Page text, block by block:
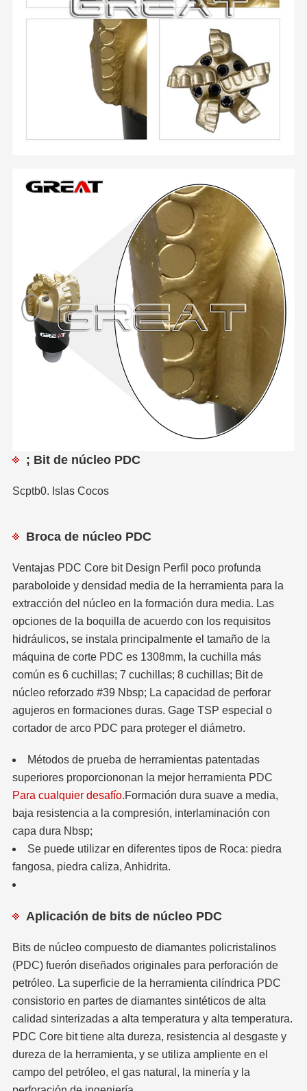
; Bit de núcleo PDC
Scptb0. Islas Cocos
Broca de núcleo PDC
Ventajas PDC Core bit Design Perfil poco profunda
paraboloide y densidad media de la herramienta para la
extracción del núcleo en la formación dura media. Las
opciones de la boquilla de acuerdo con los requisitos
hidráulicos, se instala principalmente el tamaño de la
máquina de corte PDC es 1308mm, la cuchilla más
común es 6 cuchillas; 7 cuchillas; 8 cuchillas; Bit de
núcleo reforzado #39 Nbsp; La capacidad de perforar
agujeros en formaciones duras. Gage TSP especial o
cortador de arco PDC para proteger el diámetro.
Métodos de prueba de herramientas patentadas
superiores proporciononan la mejor herramienta PDC
Para cualquier desafío.Formación dura suave a media,
baja resistencia a la compresión, interlaminación con
capa dura Nbsp;
Se puede utilizar en diferentes tipos de Roca: piedra
fangosa, piedra caliza, Anhidrita.
Aplicación de bits de núcleo PDC
Bits de núcleo compuesto de diamantes policristalinos
(PDC) fuerón diseñados originales para perforación de
petróleo. La superficie de la herramienta cilíndrica PDC
consistorio en partes de diamantes sintéticos de alta
calidad sinterizadas a alta temperatura y alta temperatura.
PDC Core bit tiene alta dureza, resistencia al desgaste y
dureza de la herramienta, y se utiliza ampliente en el
campo del petróleo, el gas natural, la minería y la